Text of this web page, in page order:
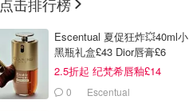
Escentual 夏促狂炸💥40ml小
黑瓶礼盒£43 Dior唇膏£6
2.5折起 纪梵希唇釉£14
0 Escentual